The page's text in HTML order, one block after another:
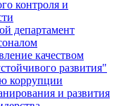
контроля и
департамент
качеством
развития"
коррупции
и развития